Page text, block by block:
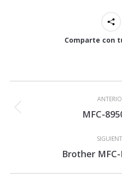
Comparte con
Navegación
entre
proyectos
MFC-
Brother MFC-